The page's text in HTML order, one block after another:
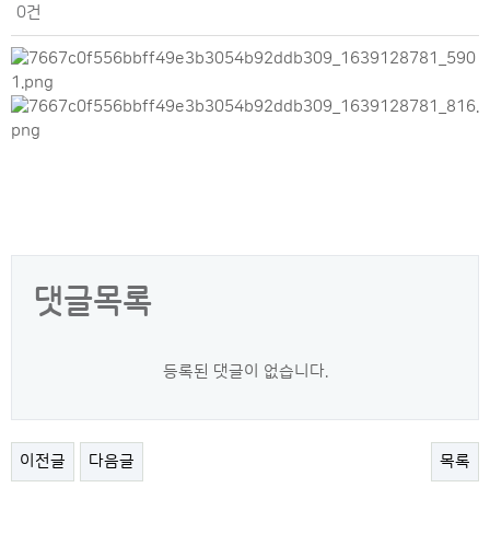
0건
댓글목록
등록된 댓글이 없습니다.
이전글 다음글 목록